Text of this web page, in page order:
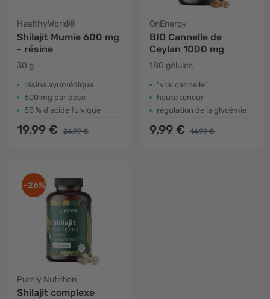
HealthyWorld®
Shilajit Mumie 600 mg
- résine
30 g
résine ayurvédique
600 mg par dose
50 % d'acide fulvique
19,99 € 24,99 €
OnEnergy
BIO Cannelle de
Ceylan 1000 mg
180 gélules
"vrai cannelle"
haute teneur
régulation de la glycémie
9,99 € 14,99 €
-26%
Purely Nutrition
Shilajit complexe